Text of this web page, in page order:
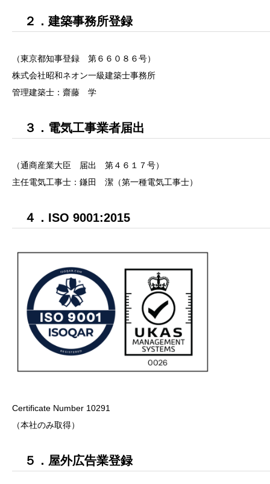
２．建築事務所登録
（東京都知事登録 第６６０８６号）
株式会社昭和ネオン一級建築士事務所
管理建築士：齋藤 学
３．電気工事業者届出
（通商産業大臣 届出 第４６１７号）
主任電気工事士：鎌田 潔（第一種電気工事士）
４．ISO 9001:2015
Certificate Number 10291
（本社のみ取得）
５．屋外広告業登録